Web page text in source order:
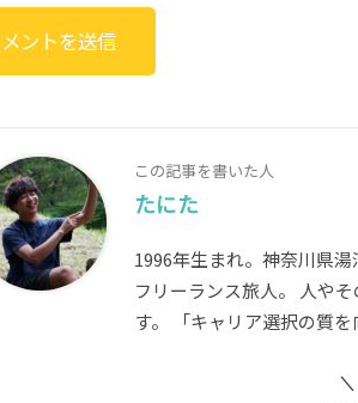
この記事を書いた人
たにた
1996年生まれ。神奈川県
フリーランス旅人。 人や
す。 「キャリア選択の質